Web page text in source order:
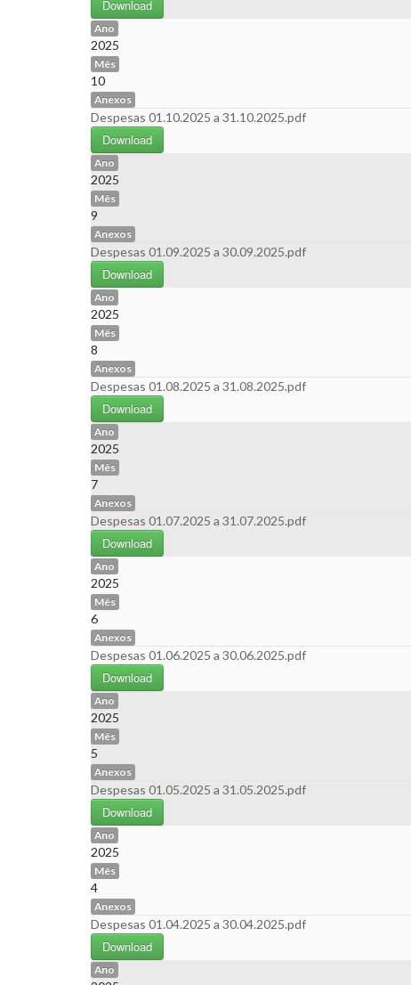
Download
Ano
2025
Mês
10
Anexos
Despesas 01.10.2025 a 31.10.2025.pdf
Download
Ano
2025
Mês
9
Anexos
Despesas 01.09.2025 a 30.09.2025.pdf
Download
Ano
2025
Mês
8
Anexos
Despesas 01.08.2025 a 31.08.2025.pdf
Download
Ano
2025
Mês
7
Anexos
Despesas 01.07.2025 a 31.07.2025.pdf
Download
Ano
2025
Mês
6
Anexos
Despesas 01.06.2025 a 30.06.2025.pdf
Download
Ano
2025
Mês
5
Anexos
Despesas 01.05.2025 a 31.05.2025.pdf
Download
Ano
2025
Mês
4
Anexos
Despesas 01.04.2025 a 30.04.2025.pdf
Download
Ano